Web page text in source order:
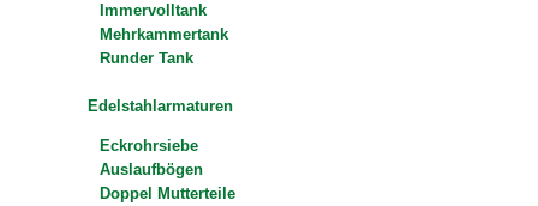
Immervolltank
Mehrkammertank
Runder Tank
Edelstahlarmaturen
Eckrohrsiebe
Auslaufbögen
Doppel Mutterteile